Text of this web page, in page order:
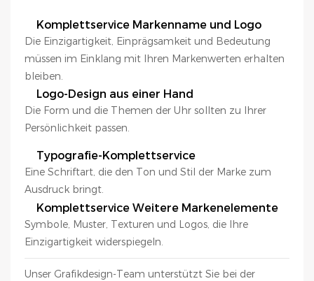
Komplettservice Markenname und Logo
Die Einzigartigkeit, Einprägsamkeit und Bedeutung
müssen im Einklang mit Ihren Markenwerten erhalten
bleiben.
Logo-Design aus einer Hand
Die Form und die Themen der Uhr sollten zu Ihrer
Persönlichkeit passen.
Typografie-Komplettservice
Eine Schriftart, die den Ton und Stil der Marke zum
Ausdruck bringt.
Komplettservice Weitere Markenelemente
Symbole, Muster, Texturen und Logos, die Ihre
Einzigartigkeit widerspiegeln.
Unser Grafikdesign-Team unterstützt Sie bei der